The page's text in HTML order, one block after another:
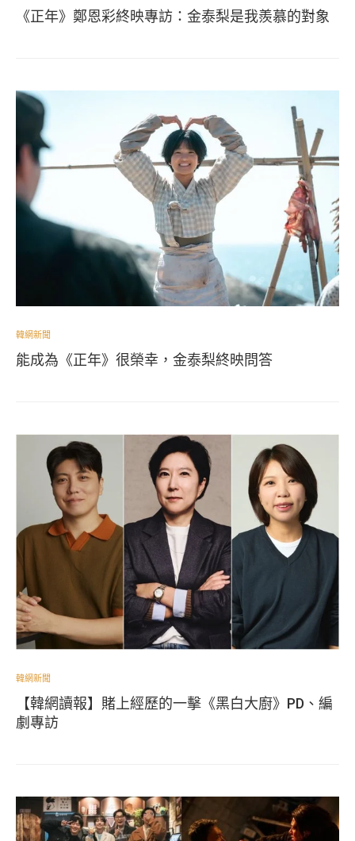
《正年》鄭恩彩終映專訪：金泰梨是我羨慕的對象
韓網新聞
能成為《正年》很榮幸，金泰梨終映問答
韓網新聞
【韓網讀報】賭上經歷的一擊《黑白大廚》PD、編
劇專訪